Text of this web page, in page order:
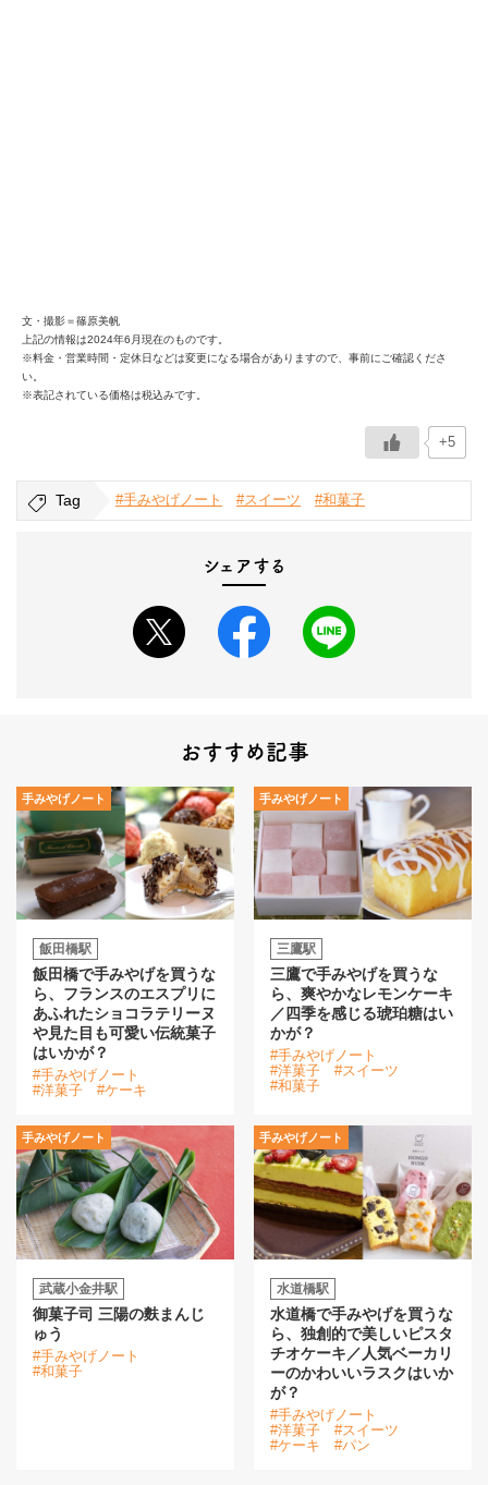
文・撮影＝篠原美帆
上記の情報は2024年6月現在のものです。
※料金・営業時間・定休日などは変更になる場合がありますので、事前にご確認くださ
い。
※表記されている価格は税込みです。
+5
Tag #手みやげノート #スイーツ #和菓子
シェアする
おすすめ記事
手みやげノート
飯田橋駅
飯田橋で手みやげを買うな
ら、フランスのエスプリに
あふれたショコラテリーヌ
や見た目も可愛い伝統菓子
はいかが？
#手みやげノート
#洋菓子
#ケーキ
手みやげノート
三鷹駅
三鷹で手みやげを買うな
ら、爽やかなレモンケーキ
／四季を感じる琥珀糖はい
かが？
#手みやげノート
#洋菓子
#スイーツ
#和菓子
手みやげノート
武蔵小金井駅
御菓子司 三陽の麩まんじ
ゅう
#手みやげノート
#和菓子
手みやげノート
水道橋駅
水道橋で手みやげを買うな
ら、独創的で美しいピスタ
チオケーキ／人気ベーカリ
ーのかわいいラスクはいか
が？
#手みやげノート
#洋菓子
#スイーツ
#ケーキ
#パン